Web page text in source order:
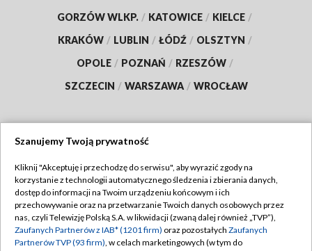
GORZÓW WLKP. / KATOWICE / KIELCE /
KRAKÓW / LUBLIN / ŁÓDŹ / OLSZTYN /
OPOLE / POZNAŃ / RZESZÓW /
SZCZECIN / WARSZAWA / WROCŁAW
TVP
Abonament TVP
Emisja w TVP
Regulamin TVP
Polityka prywatności
Szanujemy Twoją prywatność
Kliknij "Akceptuję i przechodzę do serwisu", aby wyrazić zgody na
korzystanie z technologii automatycznego śledzenia i zbierania danych,
dostęp do informacji na Twoim urządzeniu końcowym i ich
przechowywanie oraz na przetwarzanie Twoich danych osobowych przez
nas, czyli Telewizję Polską S.A. w likwidacji (zwaną dalej również „TVP”),
Zaufanych Partnerów z IAB* (1201 firm) oraz pozostałych Zaufanych
Partnerów TVP (93 firm), w celach marketingowych (w tym do